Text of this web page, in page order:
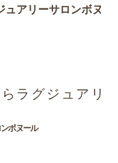
ュアリーサロンボヌ
ボヌール
ラグジュアリ